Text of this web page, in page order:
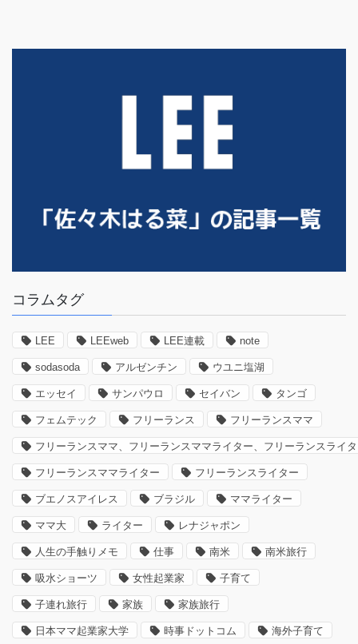
コラムタグ
LEE LEEweb LEE連載 note
sodasoda アルゼンチン ウユニ塩湖
エッセイ サンパウロ セイバン タンゴ
フェムテック フリーランス フリーランスママ
フリーランスママ、フリーランスママライター、フリーランスライ
フリーランスママライター フリーランスライター
ブエノスアイレス ブラジル ママライター
ママ大 ライター レナジャポン
人生の手触りメモ 仕事 南米 南米旅行
吸水ショーツ 女性起業家 子育て
子連れ旅行 家族 家族旅行
日本ママ起業家大学 時事ドットコム 海外子育て